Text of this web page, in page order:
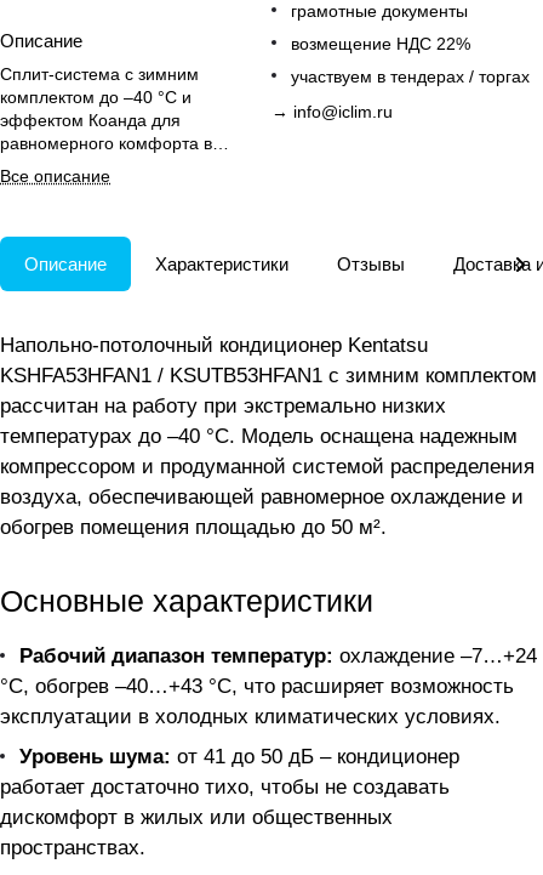
Описание
Сплит-система с зимним
комплектом до –40 °C и
эффектом Коанда для
равномерного комфорта в
удлинённых помещениях
площадью до 50 м².
Все описание
грамотные документы
возмещение НДС 22%
участвуем в тендерах / торгах
→ info@iclim.ru
Описание Характеристики Отзывы Доставка
Напольно-потолочный кондиционер Kentatsu
KSHFA53HFAN1 / KSUTB53HFAN1 с зимним комплектом
рассчитан на работу при экстремально низких
температурах до –40 °C. Модель оснащена надежным
компрессором и продуманной системой распределения
воздуха, обеспечивающей равномерное охлаждение и
обогрев помещения площадью до 50 м².
Основные характеристики
Рабочий диапазон температур: охлаждение –7…+24
°C, обогрев –40…+43 °C, что расширяет возможность
эксплуатации в холодных климатических условиях.
Уровень шума: от 41 до 50 дБ – кондиционер
работает достаточно тихо, чтобы не создавать
дискомфорт в жилых или общественных
пространствах.